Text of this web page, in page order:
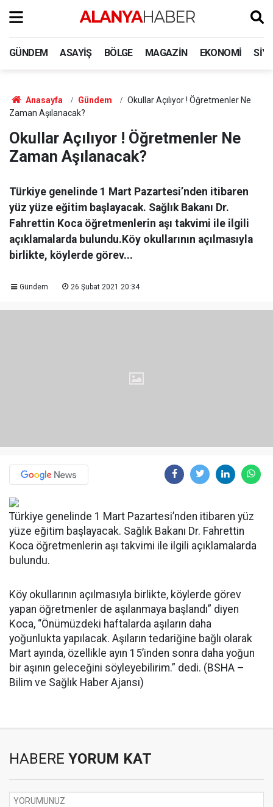
GÜNDEM ASAYIŞ BÖLGE MAGAZIN EKONOMI
Anasayfa Gündem
Okullar Açılıyor ! Öğretmenler Ne
Zaman Aşılanacak?
Okullar Açılıyor ! Öğretmenler Ne
Zaman Aşılanacak?
Türkiye genelinde 1 Mart Pazartesi’nden itibaren
yüz yüze eğitim başlayacak. Sağlık Bakanı Dr.
Fahrettin Koca öğretmenlerin aşı takvimi ile ilgili
açıklamalarda bulundu.Köy okullarının açılmasıyla
birlikte, köylerde görev...
Gündem 26 Şubat 2021 20:34
Türkiye genelinde 1 Mart Pazartesi’nden itibaren yüz
yüze eğitim başlayacak. Sağlık Bakanı Dr. Fahrettin
Koca öğretmenlerin aşı takvimi ile ilgili açıklamalarda
bulundu.
Köy okullarının açılmasıyla birlikte, köylerde görev
yapan öğretmenler de aşılanmaya başlandı” diyen
Koca, “Önümüzdeki haftalarda aşıların daha
yoğunlukta yapılacak. Aşıların tedariğine bağlı olarak
Mart ayında, özellikle ayın 15’inden sonra daha yoğun
bir aşının geleceğini söyleyebilirim.” dedi. (BSHA –
Bilim ve Sağlık Haber Ajansı)
HABERE YORUM KAT